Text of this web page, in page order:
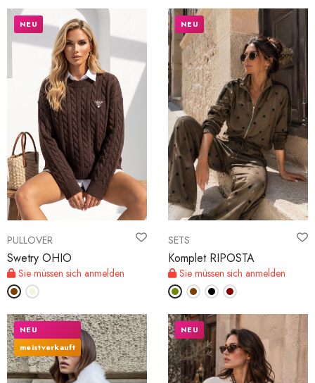
PULLOVER
Swetry OHIO
Sie müssen sich anmelden
NEU
SETS
Komplet RIPOSTA
Sie müssen sich anmelden
NEU
NEU
meistverkauft
NEU